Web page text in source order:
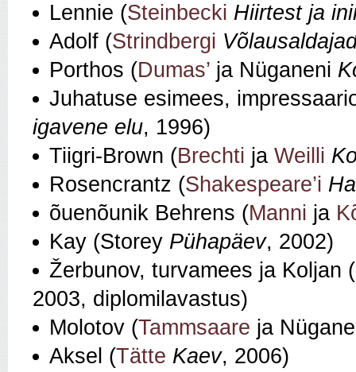
Lennie (Steinbecki Hiirtest ja
Adolf (Strindbergi
Porthos (Dumas’ ja Nüganeni
Juhatuse esimees,
igavene elu, 1996)
Tiigri‑Brown (Brechti ja Weilli
Rosencrantz (Shakespeare’i
õuenõunik Behrens (Manni ja
Kay (Storey Pühapäev, 2002)
Žerbunov, turvamees ja Koljan (
2003, diplomilavastus)
Molotov (Tammsaare ja
Aksel (Tätte Kaev, 2006)